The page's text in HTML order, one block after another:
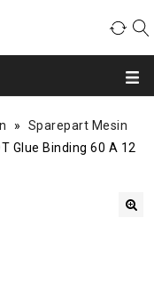
»
Sparepart Mesin
Glue Binding 60 A 12